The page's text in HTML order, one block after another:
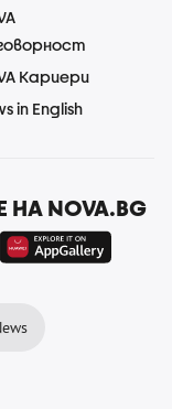
Кариери
in English
NOVA.BG